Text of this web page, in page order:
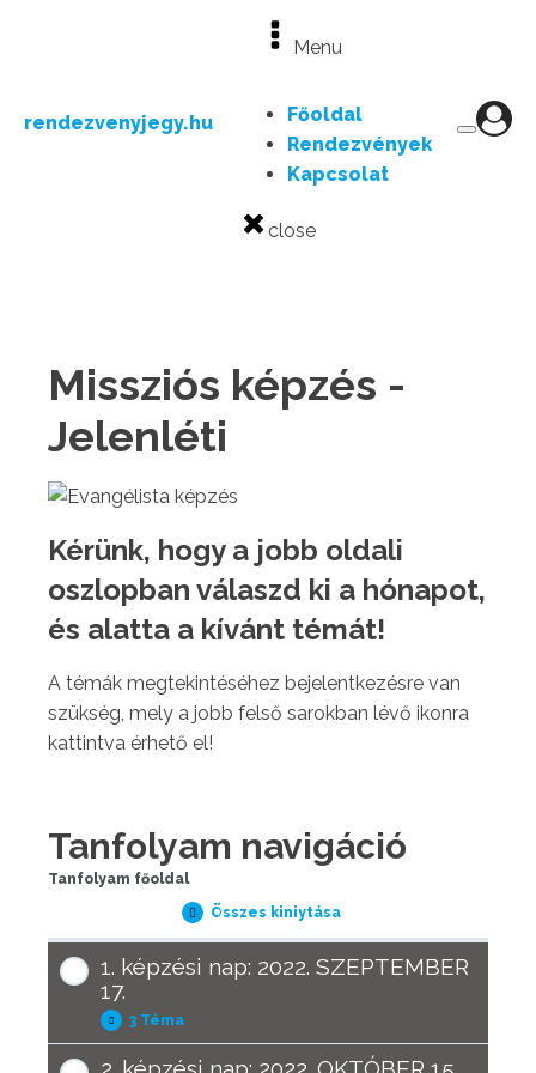
rendezvenyjegy.hu
Menu
Főoldal
Rendezvények
Kapcsolat
close
Missziós képzés -
Jelenléti
Kérünk, hogy a jobb oldali
oszlopban válaszd ki a hónapot,
és alatta a kívánt témát!
A témák megtekintéséhez bejelentkezésre van
szükség, mely a jobb felső sarokban lévő ikonra
kattintva érhető el!
Tanfolyam navigáció
Tanfolyam főoldal
Összes kiniytása
Lecke
1. képzési nap: 2022. SZEPTEMBER
17.
Kinyitás
1.
képzési
nap:
3 Téma